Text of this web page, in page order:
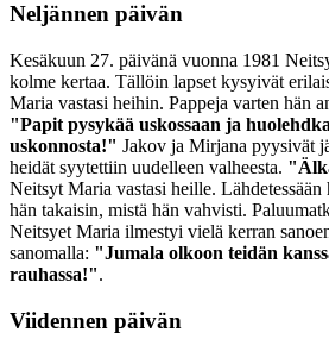
Neljännen päivän
Kesäkuun 27. päivänä vuonna 1981
kolme kertaa. Tällöin lapset kysyivät
Maria vastasi heihin. Pappeja varten hän
"Papit pysykää uskossaan ja
uskonnosta!" Jakov ja Mirjana pyysivät
heidät syytettiin uudelleen valheesta.
Neitsyt Maria vastasi heille.
hän takaisin, mistä hän vahvisti.
Neitsyet Maria ilmestyi vielä kerran
sanomalla: "Jumala olkoon teidän
rauhassa!".
Viidennen päivän